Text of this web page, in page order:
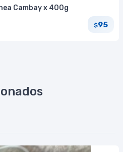
Cambay x 400g
$95